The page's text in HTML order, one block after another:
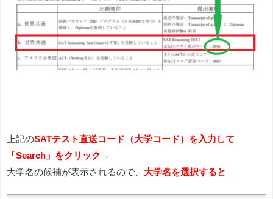
上記のSATテスト直送コード（大学コード）を入力して
「Search」をクリック →
大学名の候補が表示されるので、 大学名を選択すると